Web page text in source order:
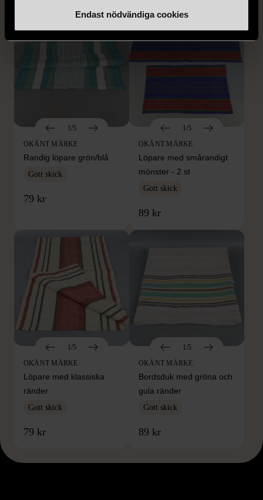
Endast nödvändiga cookies
1/5
OKÄNT MÄRKE
Randig löpare grön/blå
Gott skick
79 kr
1/5
OKÄNT MÄRKE
Löpare med smårandigt
mönster - 2 st
Gott skick
89 kr
1/5
OKÄNT MÄRKE
Löpare med klassiska
ränder
Gott skick
79 kr
1/5
OKÄNT MÄRKE
Bordsduk med gröna och
gula ränder
Gott skick
89 kr